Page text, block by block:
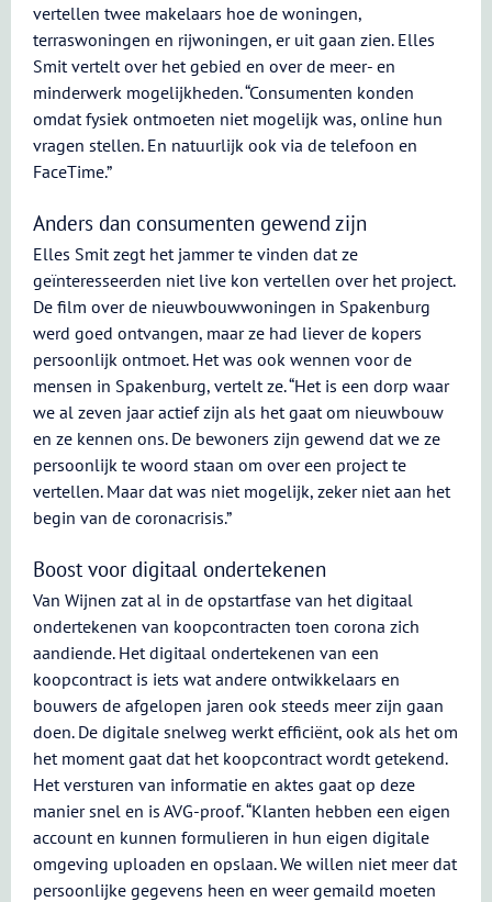
vertellen twee makelaars hoe de woningen,
terraswoningen en rijwoningen, er uit gaan zien. Elles
Smit vertelt over het gebied en over de meer- en
minderwerk mogelijkheden. “Consumenten konden
omdat fysiek ontmoeten niet mogelijk was, online hun
vragen stellen. En natuurlijk ook via de telefoon en
FaceTime.”
Anders dan consumenten gewend zijn
Elles Smit zegt het jammer te vinden dat ze
geïnteresseerden niet live kon vertellen over het project.
De film over de nieuwbouwwoningen in Spakenburg
werd goed ontvangen, maar ze had liever de kopers
persoonlijk ontmoet. Het was ook wennen voor de
mensen in Spakenburg, vertelt ze. “Het is een dorp waar
we al zeven jaar actief zijn als het gaat om nieuwbouw
en ze kennen ons. De bewoners zijn gewend dat we ze
persoonlijk te woord staan om over een project te
vertellen. Maar dat was niet mogelijk, zeker niet aan het
begin van de coronacrisis.”
Boost voor digitaal ondertekenen
Van Wijnen zat al in de opstartfase van het digitaal
ondertekenen van koopcontracten toen corona zich
aandiende. Het digitaal ondertekenen van een
koopcontract is iets wat andere ontwikkelaars en
bouwers de afgelopen jaren ook steeds meer zijn gaan
doen. De digitale snelweg werkt efficiënt, ook als het om
het moment gaat dat het koopcontract wordt getekend.
Het versturen van informatie en aktes gaat op deze
manier snel en is AVG-proof. “Klanten hebben een eigen
account en kunnen formulieren in hun eigen digitale
omgeving uploaden en opslaan. We willen niet meer dat
persoonlijke gegevens heen en weer gemaild moeten